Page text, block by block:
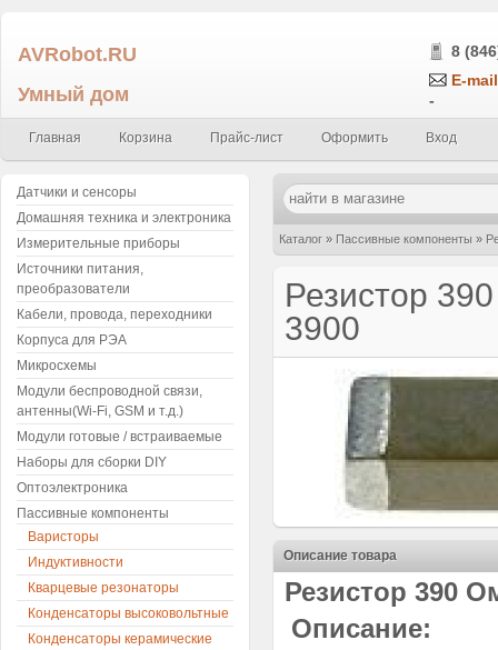
AVRobot.RU
Умный дом
8
E-
-
Главная Корзина Прайс-лист Оформить Вход
Каталог » Пассивные компоненты »
Резистор
3900
Описание товара
Резистор 390
Описание:
Датчики и сенсоры
Домашняя техника и электроника
Измерительные приборы
Источники питания,
преобразователи
Кабели, провода, переходники
Корпуса для РЭА
Микросхемы
Модули беспроводной связи,
антенны(Wi-Fi, GSM и т.д.)
Модули готовые / встраиваемые
Наборы для сборки DIY
Оптоэлектроника
Пассивные компоненты
Варисторы
Индуктивности
Кварцевые резонаторы
Конденсаторы высоковольтные
Конденсаторы керамические